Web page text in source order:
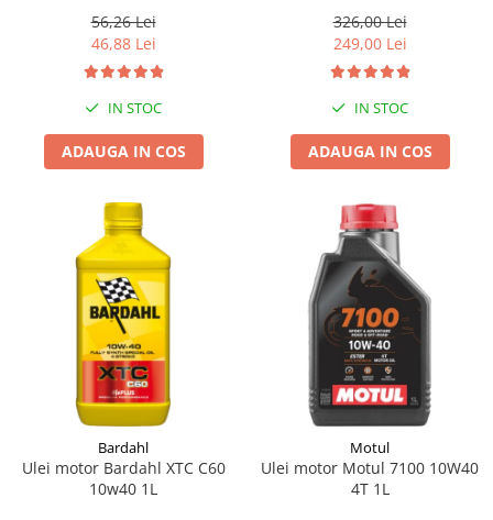
56,26 Lei
46,88 Lei
IN STOC
ADAUGA IN COS
326,00 Lei
249,00 Lei
IN STOC
ADAUGA IN COS
Bardahl
Ulei motor Bardahl XTC C60
10w40 1L
Motul
Ulei motor Motul 7100 10W40
4T 1L